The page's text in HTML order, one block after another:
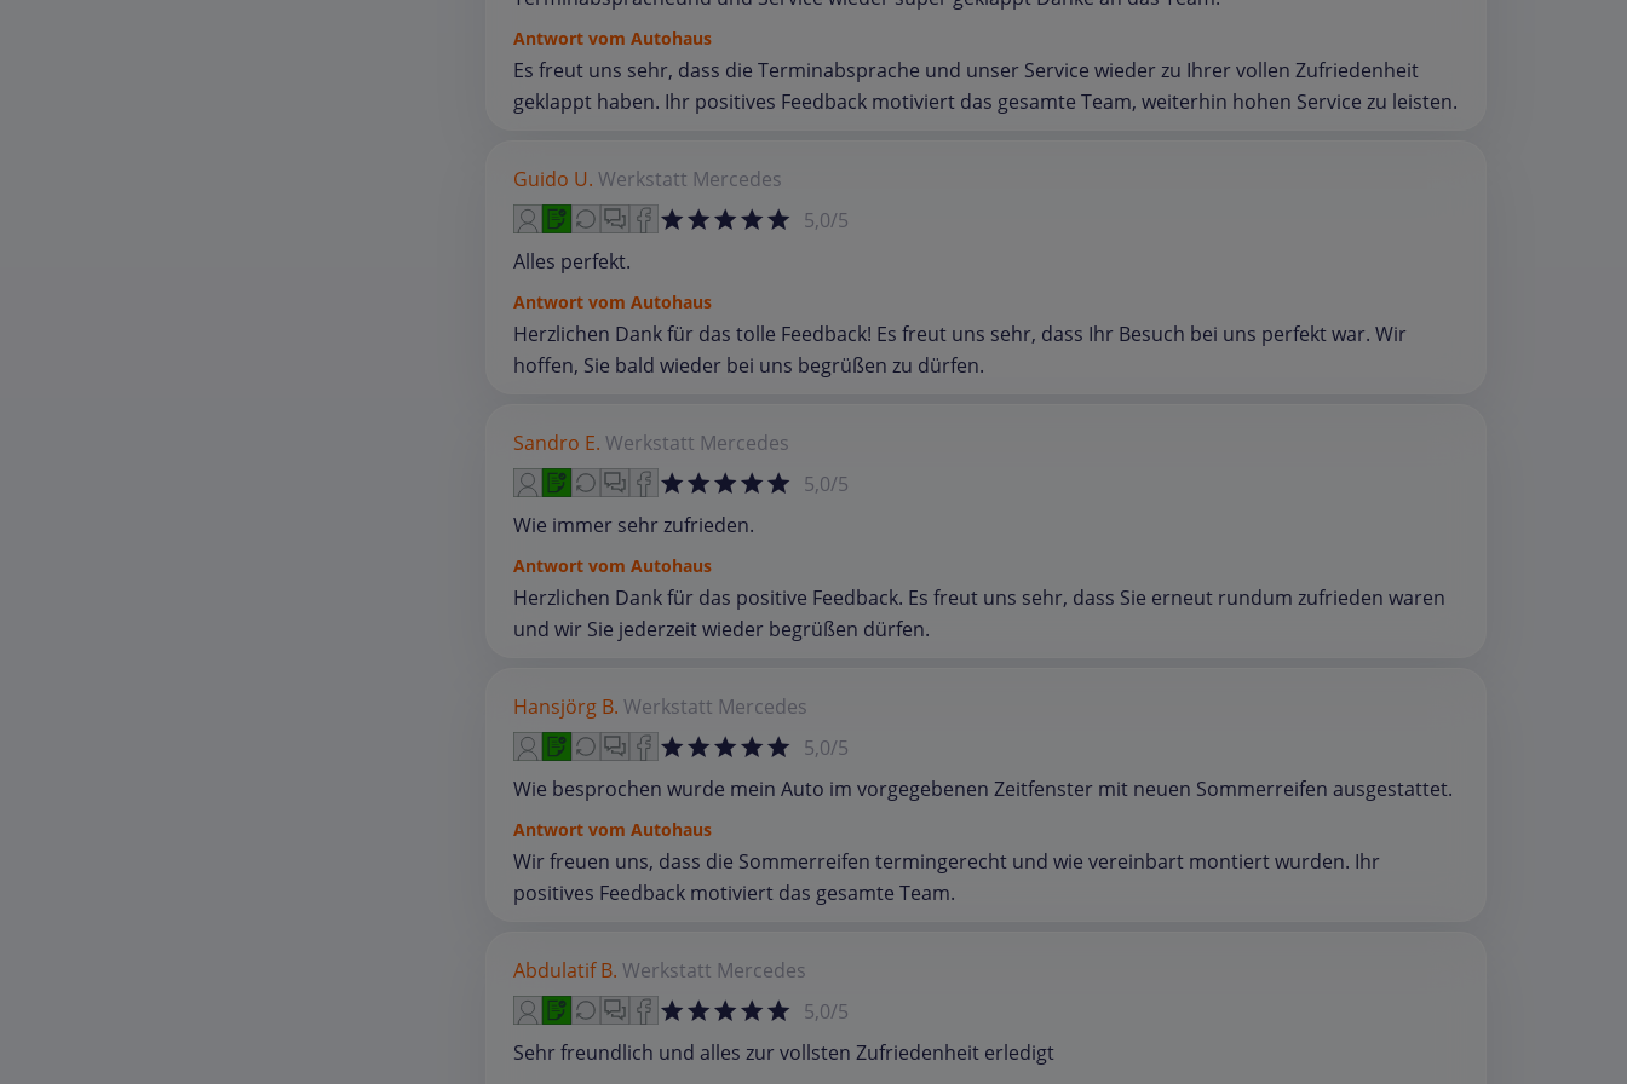
Antwort vom Autohaus
Es freut uns sehr, dass die Terminabsprache und unser Service wieder zu Ihrer vollen Zufriedenheit
geklappt haben. Ihr positives Feedback motiviert das gesamte Team, weiterhin hohen Service zu leisten.
Guido U. Werkstatt Mercedes
5,0/5
Alles perfekt.
Antwort vom Autohaus
Herzlichen Dank für das tolle Feedback! Es freut uns sehr, dass Ihr Besuch bei uns perfekt war. Wir
hoffen, Sie bald wieder bei uns begrüßen zu dürfen.
Sandro E. Werkstatt Mercedes
5,0/5
Wie immer sehr zufrieden.
Antwort vom Autohaus
Herzlichen Dank für das positive Feedback. Es freut uns sehr, dass Sie erneut rundum zufrieden waren
und wir Sie jederzeit wieder begrüßen dürfen.
Hansjörg B. Werkstatt Mercedes
5,0/5
Wie besprochen wurde mein Auto im vorgegebenen Zeitfenster mit neuen Sommerreifen ausgestattet.
Antwort vom Autohaus
Wir freuen uns, dass die Sommerreifen termingerecht und wie vereinbart montiert wurden. Ihr
positives Feedback motiviert das gesamte Team.
Abdulatif B. Werkstatt Mercedes
5,0/5
Sehr freundlich und alles zur vollsten Zufriedenheit erledigt